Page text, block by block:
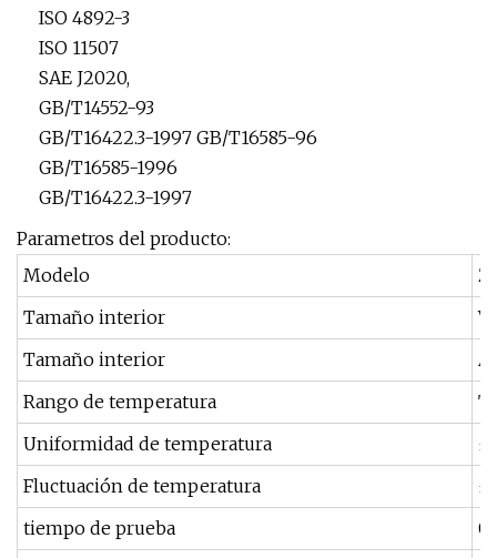
ISO 4892-3
ISO 11507
SAE J2020,
GB/T14552-93
GB/T16422.3-1997 GB/T16585-96
GB/T16585-1996
GB/T16422.3-1997
Parametros del producto:
Modelo
Tamaño interior
Tamaño interior
Rango de temperatura
Uniformidad de temperatura
Fluctuación de temperatura
tiempo de prueba